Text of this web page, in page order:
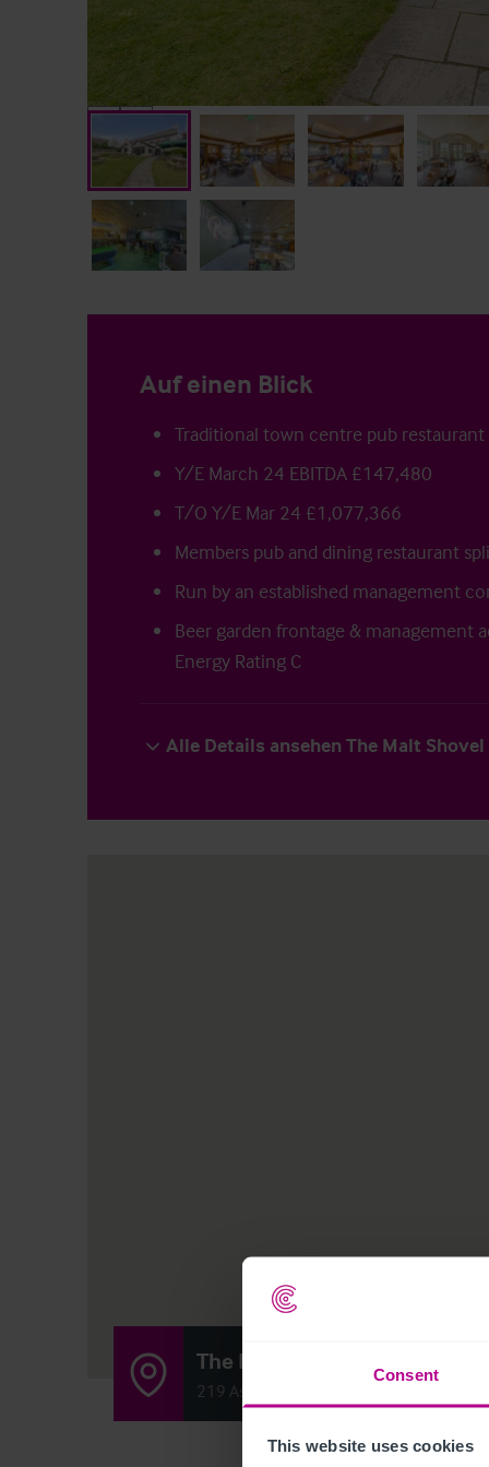
Consent
This website uses cookies
Auf einen Blick
Traditional town centre pub restaurant
Y/E March 24 EBITDA £147,480
T/O Y/E Mar 24 £1,077,366
Members pub and dining restaurant
Run by an established management
Beer garden frontage & management
Energy Rating C
Alle Details ansehen The Malt Shovel
The Malt Shovel
219 Ashby High Street, Ashby,